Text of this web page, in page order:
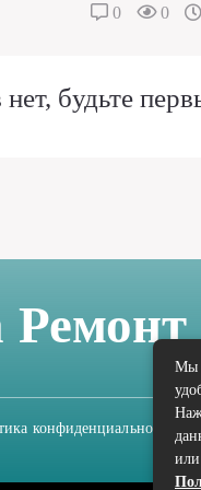
0 0
будьте
конфиденциальности
Мы
или